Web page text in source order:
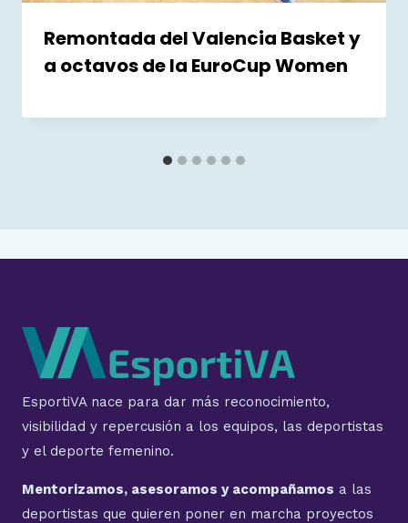
Remontada del Valencia Basket y
a octavos de la EuroCup Women
EsportiVA nace para dar más reconocimiento,
visibilidad y repercusión a los equipos, las deportistas
y el deporte femenino.
Mentorizamos, asesoramos y acompañamos a las
deportistas que quieren poner en marcha proyectos